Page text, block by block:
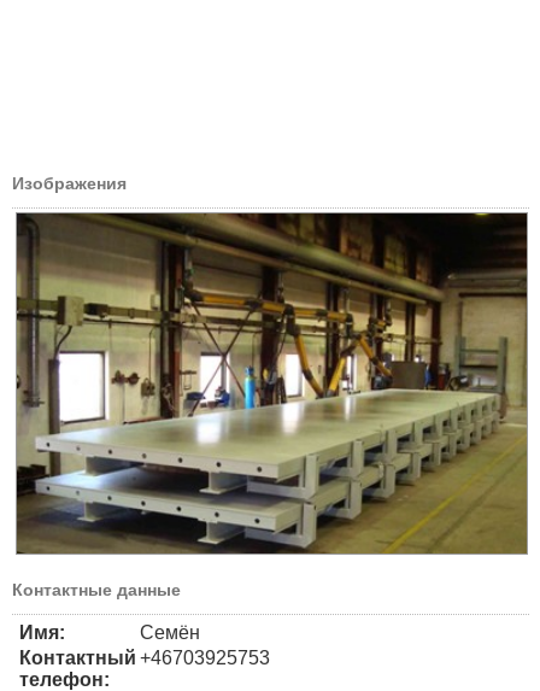
Изображения
Контактные данные
Имя:
Семён
Контактный
телефон:
+46703925753